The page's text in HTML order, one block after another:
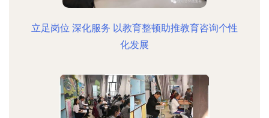
立足岗位 深化服务 以教育整顿助推教育咨询个性
化发展